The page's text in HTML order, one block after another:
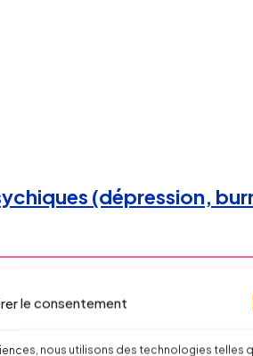
le consentement
nous utilisons des technologies telles
(dépression,